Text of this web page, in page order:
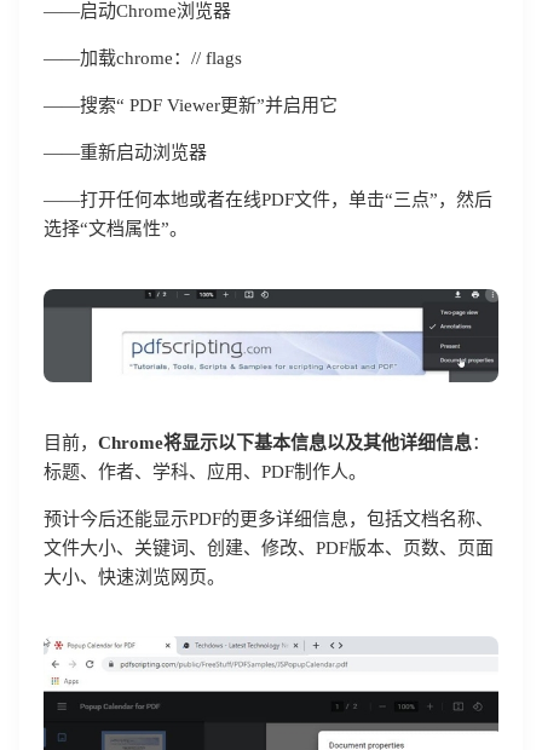
——启动Chrome浏览器
——加载chrome：// flags
——搜索“ PDF Viewer更新”并启用它
——重新启动浏览器
——打开任何本地或者在线PDF文件，单击“三点”，然后
选择“文档属性”。
目前， Chrome将显示以下基本信息以及其他详细信息：
标题、作者、学科、应用、PDF制作人。
预计今后还能显示PDF的更多详细信息，包括文档名称、
文件大小、关键词、创建、修改、PDF版本、页数、页面
大小、快速浏览网页。